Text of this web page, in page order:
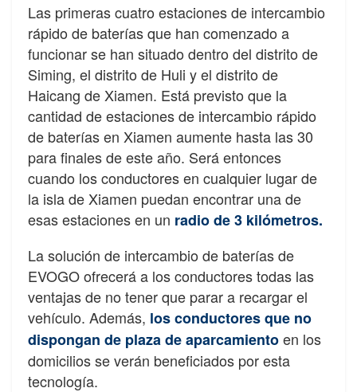
Las primeras cuatro estaciones de intercambio
rápido de baterías que han comenzado a
funcionar se han situado dentro del distrito de
Siming, el distrito de Huli y el distrito de
Haicang de Xiamen. Está previsto que la
cantidad de estaciones de intercambio rápido
de baterías en Xiamen aumente hasta las 30
para finales de este año. Será entonces
cuando los conductores en cualquier lugar de
la isla de Xiamen puedan encontrar una de
esas estaciones en un radio de 3 kilómetros.
La solución de intercambio de baterías de
EVOGO ofrecerá a los conductores todas las
ventajas de no tener que parar a recargar el
vehículo. Además, los conductores que no
dispongan de plaza de aparcamientoen los
domicilios se verán beneficiados por esta
tecnología.